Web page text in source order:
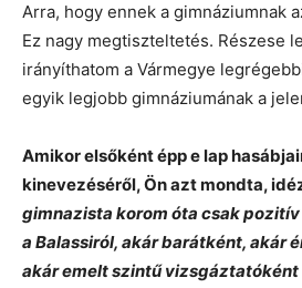
Arra, hogy ennek a gimnáziumnak
Ez nagy megtiszteltetés. Részese
irányíthatom a Vármegye
egyik legjobb gimnáziumának a
Amikor elsőként épp e lap
kinevezéséről, Ön azt mondta,
gimnazista korom óta csak
a Balassiról, akár barátként, akár
akár emelt szintű